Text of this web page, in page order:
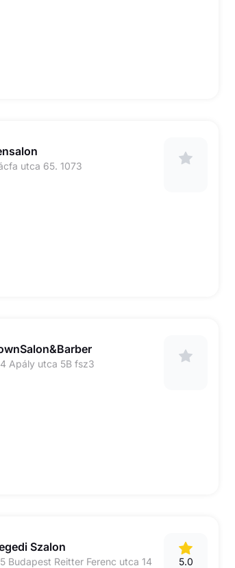
utca 65. 1073
Apály utca 5B fsz3
Szalon
Budapest Reitter Ferenc utca 14 5.0